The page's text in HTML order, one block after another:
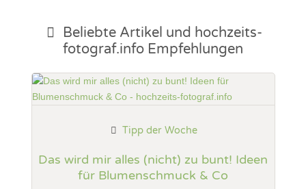
Beliebte Artikel und hochzeits-
fotograf.info Empfehlungen
Das wird mir alles (nicht) zu bunt! Ideen
für Blumenschmuck & Co
Tipp der Woche